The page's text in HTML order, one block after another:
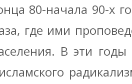
80-начала 90-х
где ими
В эти